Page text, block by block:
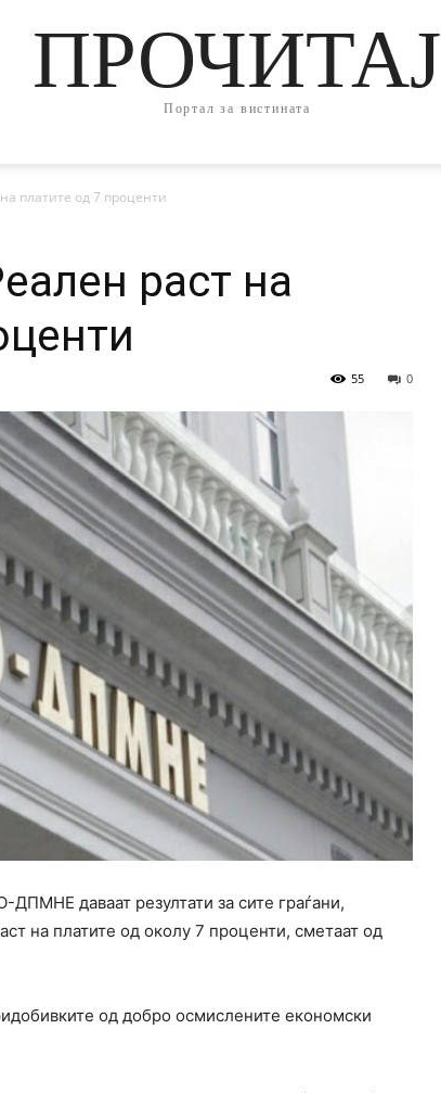
ПРОЧИТАЈ
Портал за вистината
платите од 7 проценти
раст на
0
55
даваат резултати за сите граѓани,
на платите од околу 7 проценти, сметаат од
од добро осмислените економски